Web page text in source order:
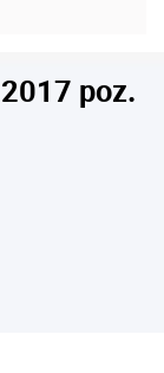
poz.